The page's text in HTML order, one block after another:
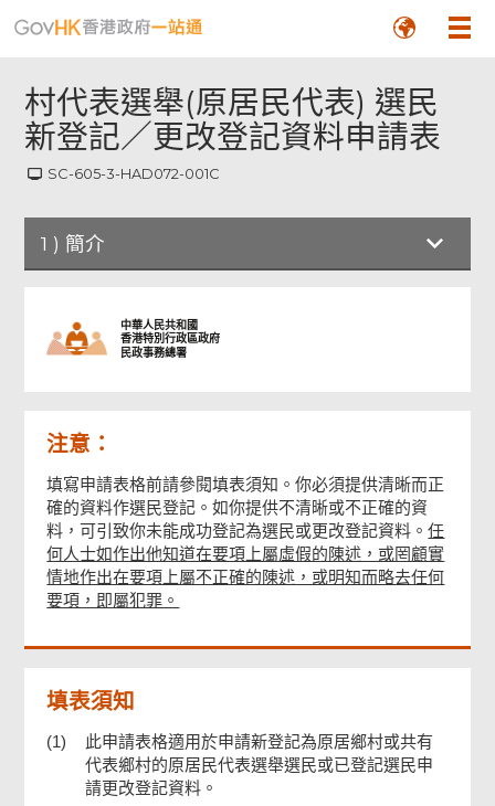
村代表選舉(原居民代表) 選民
新登記／更改登記資料申請表
SC-605-3-HAD072-001C
1 ) 簡介
附件
聲明
申請人簽署
確認通知書
中華人民共和國
香港特別行政區政府
民政事務總署
注意：
填寫申請表格前請參閱填表須知。你必須提供清晰而正
確的資料作選民登記。如你提供不清晰或不正確的資
料，可引致你未能成功登記為選民或更改登記資料。任
何人士如作出他知道在要項上屬虛假的陳述，或罔顧實
情地作出在要項上屬不正確的陳述，或明知而略去任何
要項，即屬犯罪。
填表須知
(1)
此申請表格適用於申請新登記為原居鄉村或共有
代表鄉村的原居民代表選舉選民或已登記選民申
請更改登記資料。